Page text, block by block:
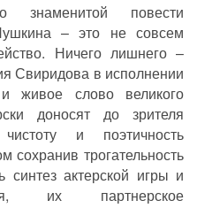
знаменитой повести
– это не совсем
Ничего лишнего –
Свиридова в исполнении
живое слово великого
доносят до зрителя
и поэтичность
сохранив трогательность
синтез актерской игры и
их партнерское